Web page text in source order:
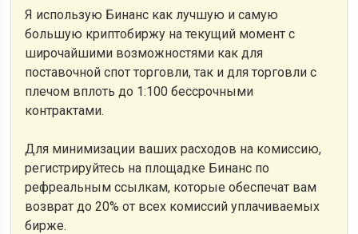
Я использую Бинанс как лучшую и самую
большую криптобиржу на текущий момент с
широчайшими возможностями как для
поставочной спот торговли, так и для торговли с
плечом вплоть до 1:100 бессрочными
контрактами.
Для минимизации ваших расходов на комиссию,
регистрируйтесь на площадке Бинанс по
рефреальным ссылкам, которые обеспечат вам
возврат до 20% от всех комиссий уплачиваемых
бирже.